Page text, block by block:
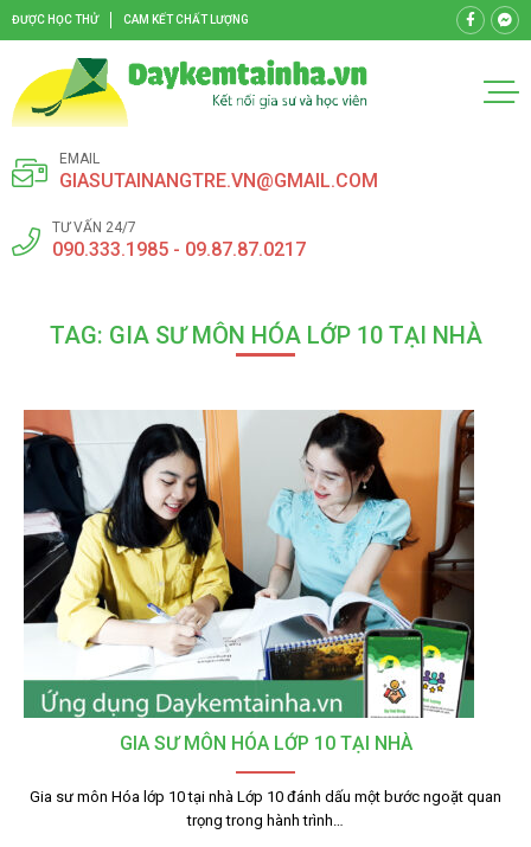
ĐƯỢC HỌC THỬ CAM KẾT CHẤT LƯỢNG
EMAIL
GIASUTAINANGTRE.VN@GMAIL.COM
TƯ VẤN 24/7
090.333.1985 - 09.87.87.0217
TAG: GIA SƯ MÔN HÓA LỚP 10 TẠI NHÀ
GIA SƯ MÔN HÓA LỚP 10 TẠI NHÀ
Gia sư môn Hóa lớp 10 tại nhà Lớp 10 đánh dấu một bước ngoặt quan
trọng trong hành trình…